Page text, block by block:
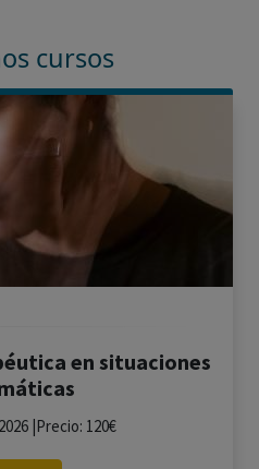
cursos
en situaciones
|Precio: 120€